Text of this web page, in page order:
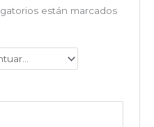
están marcados